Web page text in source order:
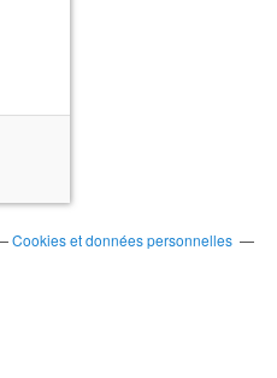
Cookies et données personnelles